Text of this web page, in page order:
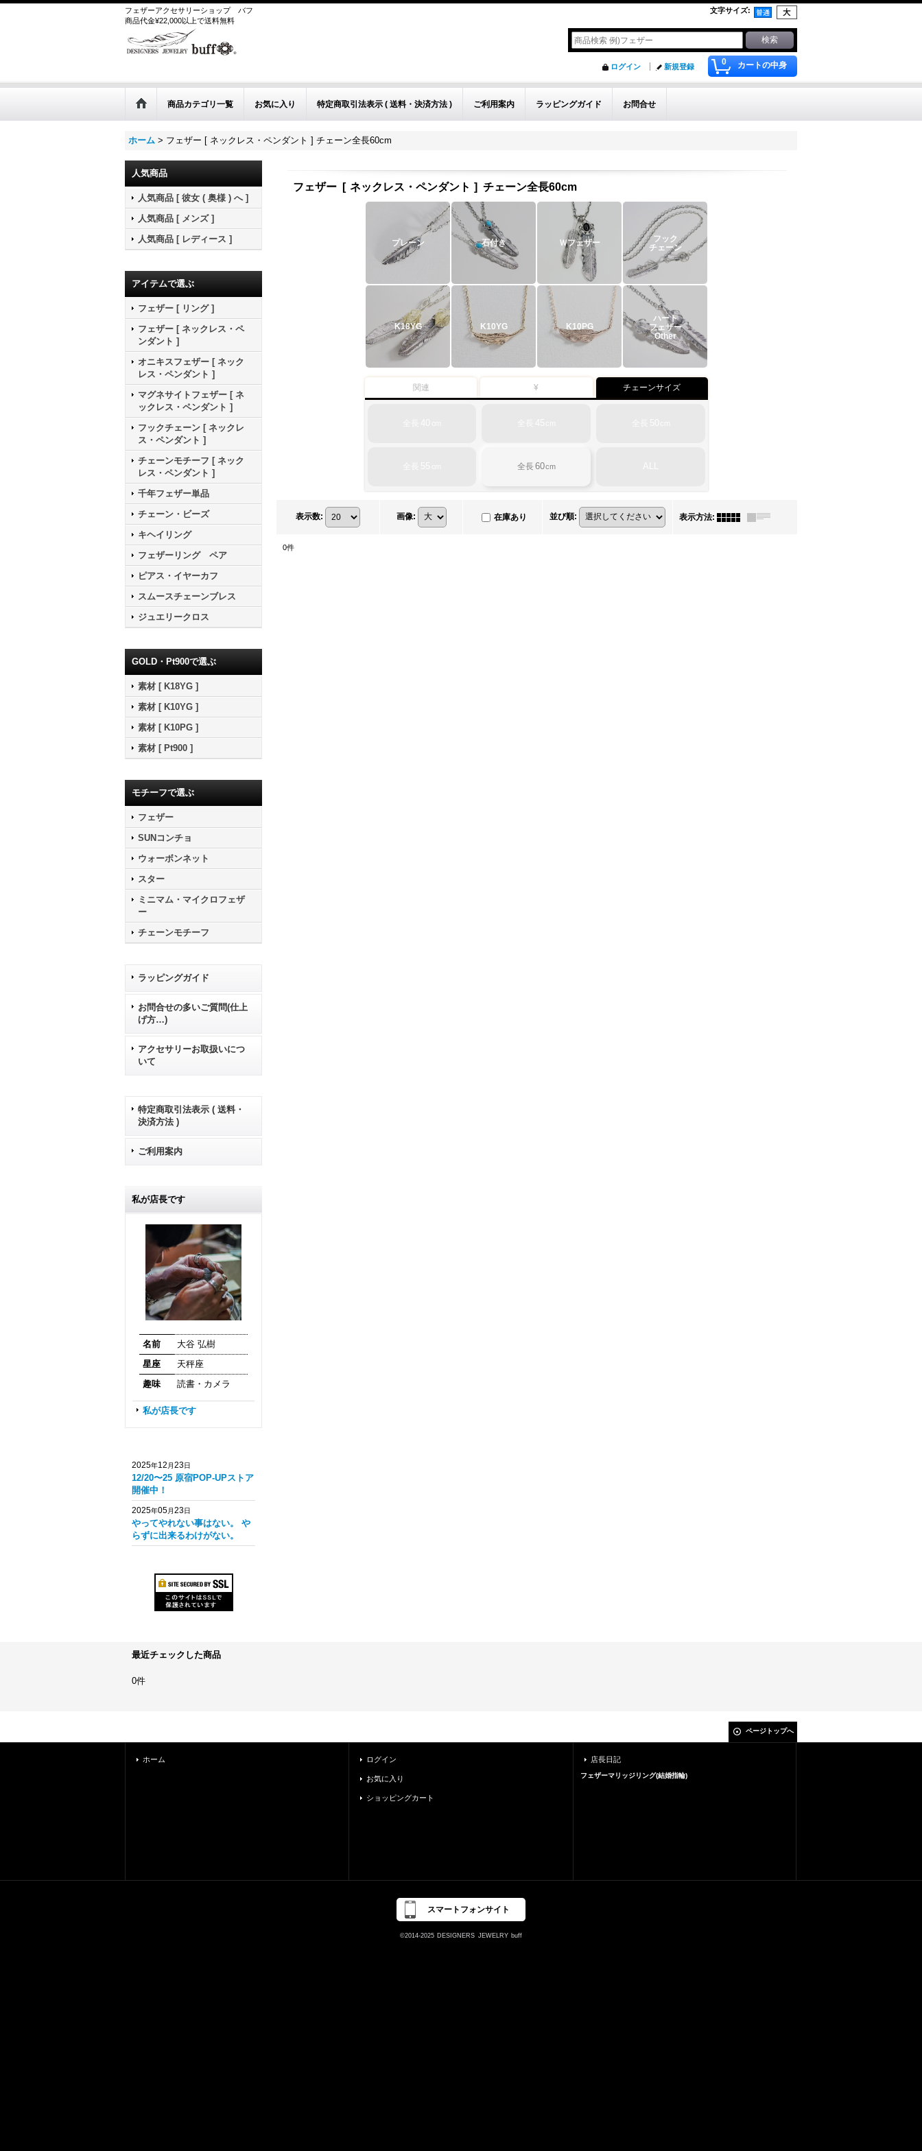
フェザーアクセサリーショップ
バフ
商品代金¥22,000以上で送料無料
文字サイズ:
0 カートの中身
ログイン 新規登録
商品カテゴリ一覧 お気に入り 特定商取引法表示 ( 送料・決済方法 ) ご利用案内 ラッピングガイド お問合せ
ホーム > フェザー [ ネックレス・ペンダント ] チェーン全長60cm
人気商品
人気商品 [ 彼女 ( 奥様 ) へ ]
人気商品 [ メンズ ]
人気商品 [ レディース ]
アイテムで選ぶ
フェザー [ リング ]
フェザー [ ネックレス・ペ
ンダント ]
オニキスフェザー [ ネック
レス・ペンダント ]
マグネサイトフェザー [ ネ
ックレス・ペンダント ]
フックチェーン [ ネックレ
ス・ペンダント ]
チェーンモチーフ [ ネック
レス・ペンダント ]
千年フェザー単品
チェーン・ビーズ
キヘイリング
フェザーリング ペア
ピアス・イヤーカフ
スムースチェーンブレス
ジュエリークロス
GOLD・Pt900で選ぶ
素材 [ K18YG ]
素材 [ K10YG ]
素材 [ K10PG ]
素材 [ Pt900 ]
モチーフで選ぶ
フェザー
SUNコンチョ
ウォーボンネット
スター
ミニマム・マイクロフェザ
ー
チェーンモチーフ
ラッピングガイド
お問合せの多いご質問(仕上
げ方…)
アクセサリーお取扱いにつ
いて
特定商取引法表示 ( 送料・
決済方法 )
ご利用案内
私が店長です
名前
大谷 弘樹
星座
天秤座
趣味
読書・カメラ
私が店長です
2025年12 月23日
12/20〜25 原宿POP-UPストア
開催中！
2025年05月23日
やってやれない事はない。 や
らずに出来るわけがない。
フェザー [ ネックレス・ペンダント ] チェーン全長60cm
プレーン 石付き Ｗフェザー
フック
チェーン
K18YG K10YG K10PG
ハート
フェザー
Other
関連 ¥ チェーンサイズ
全長60cm
表示数: 画像: 在庫あり 並び順: 表示方法:
0件
最近チェックした商品
0件
ページトップへ
ホーム ログイン
お気に入り
ショッピングカート
店長日記
フェザーマリッジリング(結婚指輪)
スマートフォンサイト
©2014-2025 DESIGNERS JEWELRY buff